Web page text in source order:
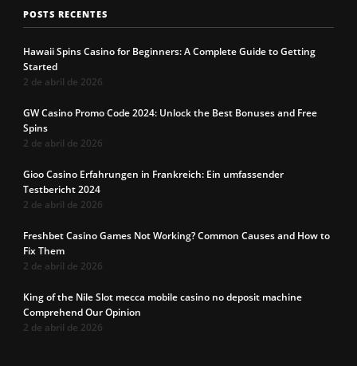
POSTS RECENTES
Hawaii Spins Casino for Beginners: A Complete Guide to Getting
Started
2 de abril de 2026
GW Casino Promo Code 2024: Unlock the Best Bonuses and Free
Spins
2 de abril de 2026
Gioo Casino Erfahrungen in Frankreich: Ein umfassender
Testbericht 2024
2 de abril de 2026
Freshbet Casino Games Not Working? Common Causes and How to
Fix Them
2 de abril de 2026
King of the Nile Slot mecca mobile casino no deposit machine
Comprehend Our Opinion
2 de abril de 2026